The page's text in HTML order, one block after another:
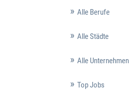
Alle Berufe
Alle Städte
Alle Unternehmen
Top Jobs